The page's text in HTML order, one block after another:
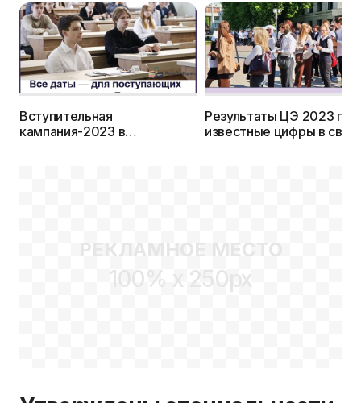
Вступительная
кампания-2023 в
Результаты ЦЭ 2023
известные цифры в
РЕКЛАМНОЕ МЕСТО
100% x 250px